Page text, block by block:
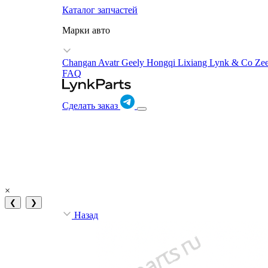
Каталог запчастей
Марки авто
Changan AvatrGeely Hongqi Lixiang Lynk & Co
FAQ
Сделать заказ
×
❮ ❯
Назад